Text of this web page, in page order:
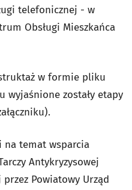
telefonicznej - w
Obsługi Mieszkańca
w formie pliku
wyjaśnione zostały etapy
na temat wsparcia
Antykryzysowej
przez Powiatowy Urząd